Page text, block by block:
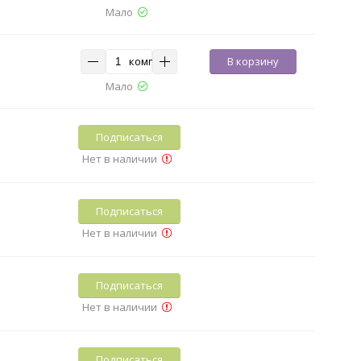
Мало
комп
В корзину
Мало
Подписаться
Нет в наличии
Подписаться
Нет в наличии
Подписаться
Нет в наличии